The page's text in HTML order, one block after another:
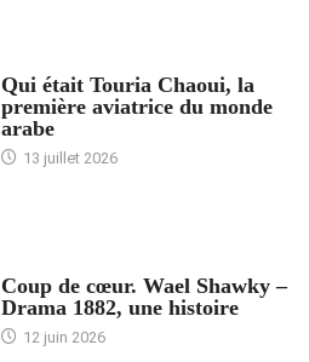
Qui était Touria Chaoui, la
première aviatrice du monde
arabe
13 juillet 2026
Coup de cœur. Wael Shawky –
Drama 1882, une histoire
12 juin 2026